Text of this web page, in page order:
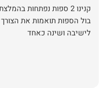
קנינו 2 ספות נפתחות
בול הספות תואמות את הצורך
לישיבה ושינה כאחד